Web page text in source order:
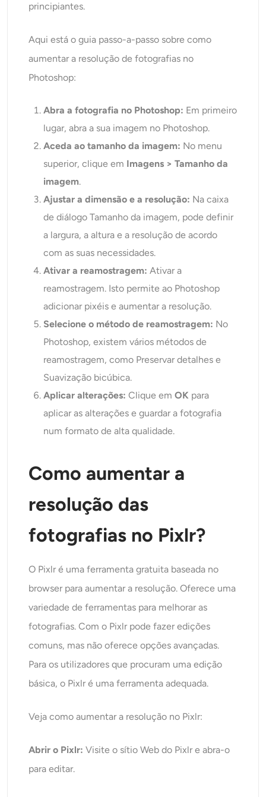
principiantes.
Aqui está o guia passo-a-passo sobre como
aumentar a resolução de fotografias no
Photoshop:
Abra a fotografia no Photoshop: Em primeiro
lugar, abra a sua imagem no Photoshop.
Aceda ao tamanho da imagem: No menu
superior, clique em Imagens > Tamanho da
imagem.
Ajustar a dimensão e a resolução: Na caixa
de diálogo Tamanho da imagem, pode definir
a largura, a altura e a resolução de acordo
com as suas necessidades.
Ativar a reamostragem:Ativar a
reamostragem. Isto permite ao Photoshop
adicionar pixéis e aumentar a resolução.
Selecione o método de reamostragem: No
Photoshop, existem vários métodos de
reamostragem, como Preservar detalhes e
Suavização bicúbica.
Aplicar alterações: Clique emOK para
aplicar as alterações e guardar a fotografia
num formato de alta qualidade.
Como aumentar a
resolução das
fotografias no Pixlr?
O Pixlré uma ferramenta gratuita baseada no
browser para aumentar a resolução. Oferece uma
variedade de ferramentas para melhorar as
fotografias. Com o Pixlr pode fazer edições
comuns, mas não oferece opções avançadas.
Para os utilizadores que procuram uma edição
básica, o Pixlr é uma ferramenta adequada.
Veja como aumentar a resolução no Pixlr:
Abrir o Pixlr:Visite o sítio Web do Pixlr e abra-o
para editar.